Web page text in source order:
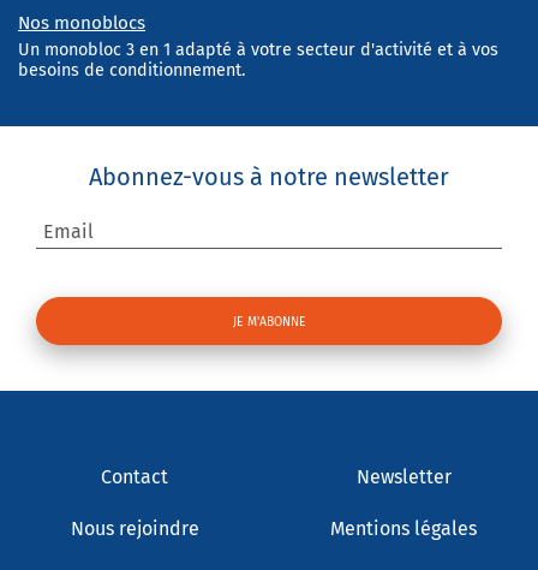
Nos monoblocs
Un monobloc 3 en 1 adapté à votre secteur d'activité et à vos
besoins de conditionnement.
Abonnez-vous à notre newsletter
Email
Contact Newsletter
Nous rejoindre Mentions légales